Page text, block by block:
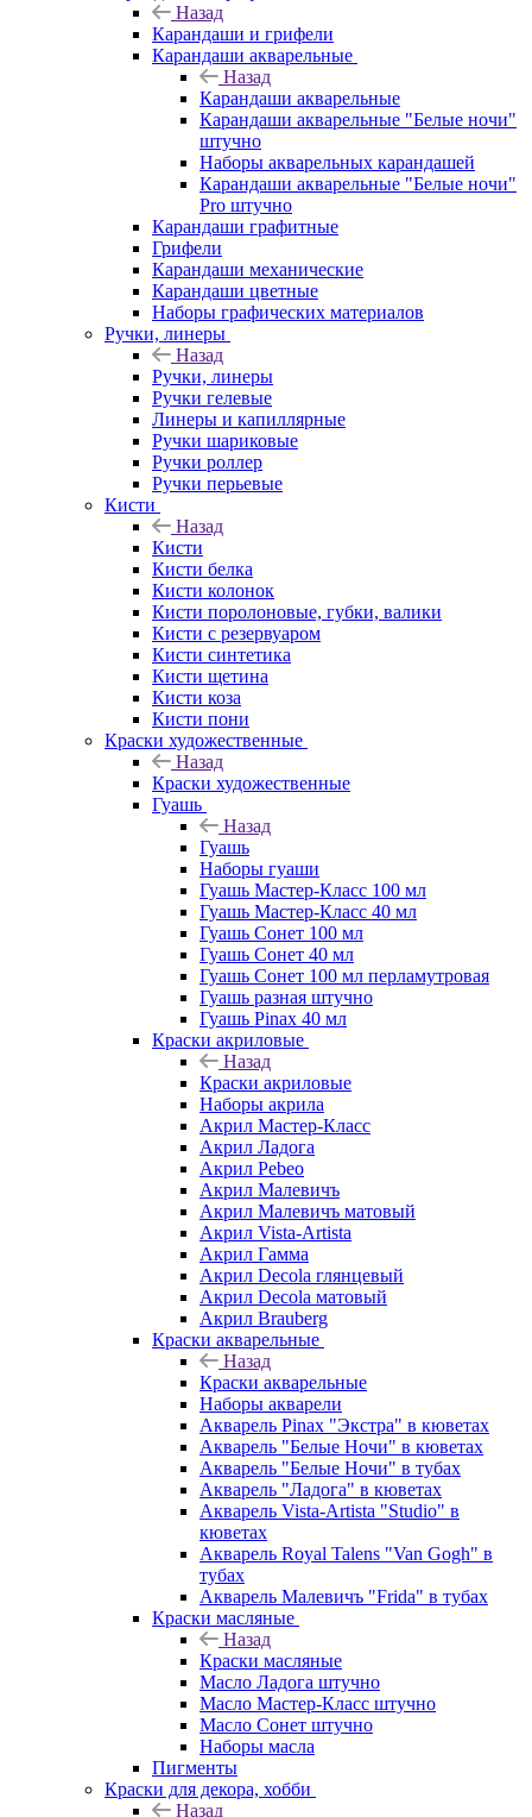
Назад
Карандаши и грифели
Карандаши акварельные
Назад
Карандаши акварельные
Карандаши акварельные "Белые ночи"
штучно
Наборы акварельных карандашей
Карандаши акварельные "Белые ночи"
Pro штучно
Карандаши графитные
Грифели
Карандаши механические
Карандаши цветные
Наборы графических материалов
Ручки, линеры
Назад
Ручки, линеры
Ручки гелевые
Линеры и капиллярные
Ручки шариковые
Ручки роллер
Ручки перьевые
Кисти
Назад
Кисти
Кисти белка
Кисти колонок
Кисти поролоновые, губки, валики
Кисти с резервуаром
Кисти синтетика
Кисти щетина
Кисти коза
Кисти пони
Краски художественные
Назад
Краски художественные
Гуашь
Назад
Гуашь
Наборы гуаши
Гуашь Мастер-Класс 100 мл
Гуашь Мастер-Класс 40 мл
Гуашь Сонет 100 мл
Гуашь Сонет 40 мл
Гуашь Сонет 100 мл перламутровая
Гуашь разная штучно
Гуашь Pinax 40 мл
Краски акриловые
Назад
Краски акриловые
Наборы акрила
Акрил Мастер-Класс
Акрил Ладога
Акрил Pebeo
Акрил Малевичъ
Акрил Малевичъ матовый
Акрил Vista-Artista
Акрил Гамма
Акрил Decola глянцевый
Акрил Decola матовый
Акрил Brauberg
Краски акварельные
Назад
Краски акварельные
Наборы акварели
Акварель Pinax "Экстра" в кюветах
Акварель "Белые Ночи" в кюветах
Акварель "Белые Ночи" в тубах
Акварель "Ладога" в кюветах
Акварель Vista-Artista "Studio" в
кюветах
Акварель Royal Talens "Van Gogh" в
тубах
Акварель Малевичъ "Frida" в тубах
Краски масляные
Назад
Краски масляные
Масло Ладога штучно
Масло Мастер-Класс штучно
Масло Сонет штучно
Наборы масла
Пигменты
Краски для декора, хобби
Назад